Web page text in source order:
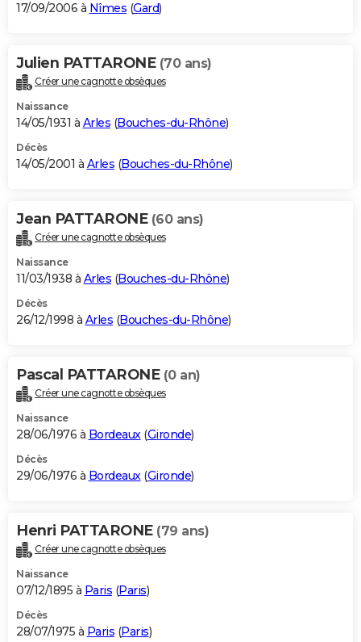
17/09/2006 à Nîmes (Gard)
Julien PATTARONE (70 ans)
Créer une cagnotte obsèques
Naissance
14/05/1931 à Arles (Bouches-du-Rhône)
Décès
14/05/2001 à Arles (Bouches-du-Rhône)
Jean PATTARONE (60 ans)
Créer une cagnotte obsèques
Naissance
11/03/1938 à Arles (Bouches-du-Rhône)
Décès
26/12/1998 à Arles (Bouches-du-Rhône)
Pascal PATTARONE (0 an)
Créer une cagnotte obsèques
Naissance
28/06/1976 à Bordeaux(Gironde)
Décès
29/06/1976 à Bordeaux(Gironde)
Henri PATTARONE (79 ans)
Créer une cagnotte obsèques
Naissance
07/12/1895 à Paris (Paris)
Décès
28/07/1975 à Paris (Paris)